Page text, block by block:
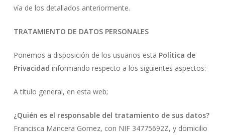
vía de los detallados anteriormente.
TRATAMIENTO DE DATOS PERSONALES
Ponemos a disposición de los usuarios esta Política de
Privacidad informando respecto a los siguientes aspectos:
A título general, en esta web;
¿Quién es el responsable del tratamiento de sus datos?
Francisca Mancera Gomez, con NIF 34775692Z, y domicilio